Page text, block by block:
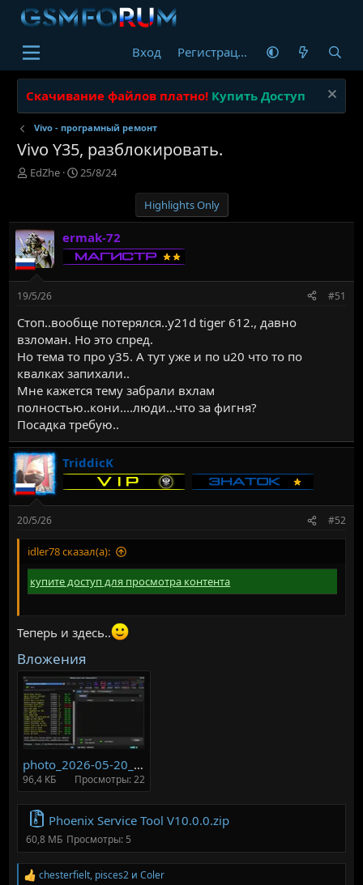
Вход Регистрация
Скачивание файлов платно! Купить Доступ
Vivo - програмный ремонт
Vivo Y35, разблокировать.
А
р
т
е
м
EdZhe
Д
а
ч
25/8/24
Highlights Only
ermak-72
19/5/26 #51
Стоп..вообще потерялся..y21d tiger 612., давно
взломан. Но это спред.
Но тема то про y35. А тут уже и по u20 что то по
квалках запихали..
Мне кажется тему забрали вхлам
полностью..кони....люди...что за фигня?
Посадка требую..
TriddicK
20/5/26 #52
idler78 сказал(а):
купите доступ для просмотра контента
Теперь и здесь..
Вложения
photo_2026-05-20_09-16-51.webp
96,4 КБ Просмотры: 22
Phoenix Service Tool V10.0.0.zip
60,8 МБ Просмотры: 5
Р
chesterfielt, pisces2 иColer